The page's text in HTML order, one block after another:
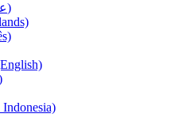
Middle East ( عربي)
Indonesia)